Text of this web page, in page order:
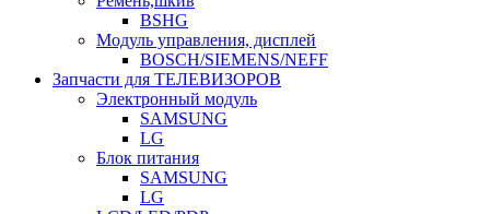
BSHG
Модуль управления, дисплей
BOSCH/SIEMENS/NEFF
Запчасти для ТЕЛЕВИЗОРОВ
Электронный модуль
SAMSUNG
LG
Блок питания
SAMSUNG
LG